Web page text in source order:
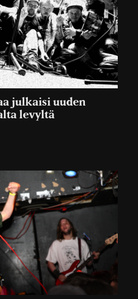
julkaisi uuden
levyltä